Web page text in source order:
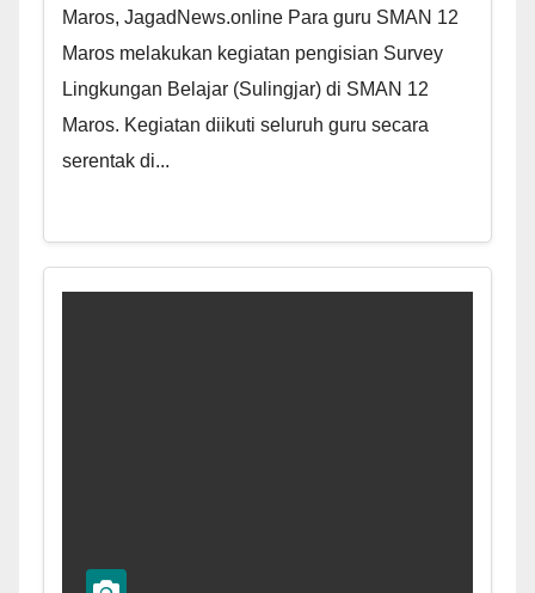
Maros, JagadNews.online Para guru SMAN 12
Maros melakukan kegiatan pengisian Survey
Lingkungan Belajar (Sulingjar) di SMAN 12
Maros. Kegiatan diikuti seluruh guru secara
serentak di...